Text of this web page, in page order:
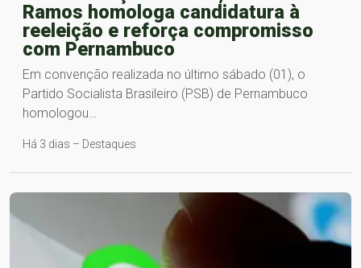
Ramos homologa candidatura à
reeleição e reforça compromisso
com Pernambuco
Em convenção realizada no último sábado (01), o
Partido Socialista Brasileiro (PSB) de Pernambuco
homologou…
Há 3 dias – Destaques